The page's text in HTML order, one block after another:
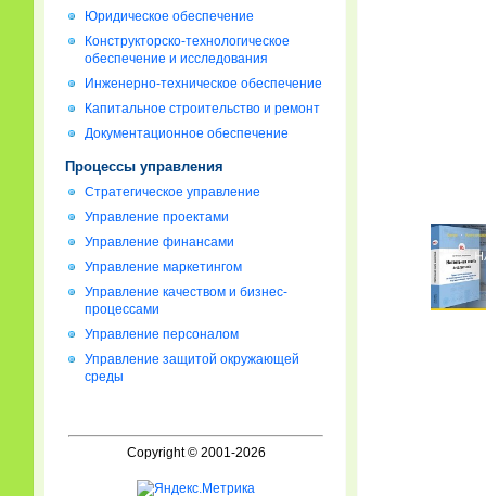
Юридическое обеспечение
Конструкторско-технологическое
обеспечение и исследования
Инженерно-техническое обеспечение
Капитальное строительство и ремонт
Документационное обеспечение
Процессы управления
Стратегическое управление
Управление проектами
Управление финансами
Управление маркетингом
Управление качеством и бизнес-
процессами
Управление персоналом
Управление защитой окружающей
среды
Copyright © 2001-2026